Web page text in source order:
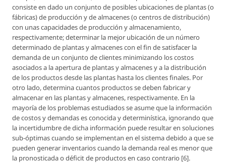
consiste en dado un conjunto de posibles ubicaciones de plantas (o
fábricas) de producción y de almacenes (o centros de distribución)
con unas capacidades de producción y almacenamiento,
respectivamente; determinar la mejor ubicación de un número
determinado de plantas y almacenes con el fin de satisfacer la
demanda de un conjunto de clientes minimizando los costos
asociados a la apertura de plantas y almacenes y a la distribución
de los productos desde las plantas hasta los clientes finales. Por
otro lado, determina cuantos productos se deben fabricar y
almacenar en las plantas y almacenes, respectivamente. En la
mayoría de los problemas estudiados se asume que la información
de costos y demandas es conocida y determinística, ignorando que
la incertidumbre de dicha información puede resultar en soluciones
sub-óptimas cuando se implementan en el sistema debido a que se
pueden generar inventarios cuando la demanda real es menor que
la pronosticada o déficit de productos en caso contrario [6].